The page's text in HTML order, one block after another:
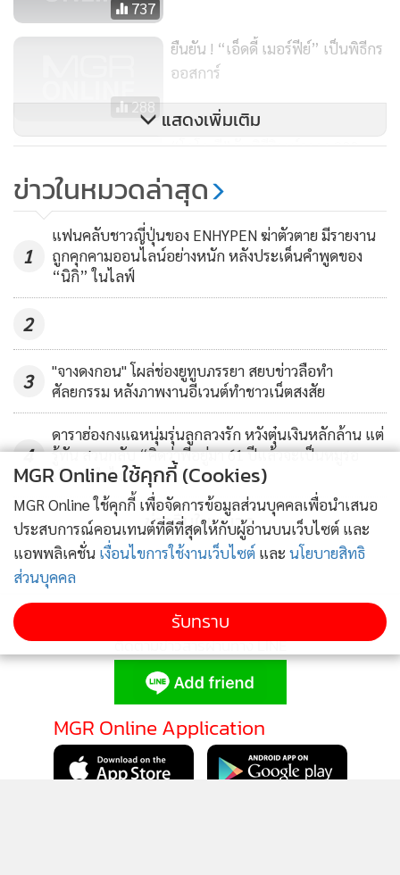
เกาะติดข่าวบันเทิงและร่วมวงเมาท์ดารากับ ""ซ้อ 7"ก่อนใคร
ผ่าน SMS โทรศัพท์มือถือทุกเครือข่าย
737
288
ยืนยัน ! “เอ็ดดี้ เมอร์ฟีย์” เป็นพิธีกร
ออสการ์
334
“โคโค ลี”กับพิธีวิวาห์ราคา 300
แสดงเพิ่มเติม
ข่าวในหมวดล่าสุด
1
แฟนคลับชาวญี่ปุ่นของ ENHYPEN ฆ่าตัวตาย มีรายงาน
ถูกคุกคามออนไลน์อย่างหนัก หลังประเด็นคำพูดของ
“นิกิ” ในไลฟ์
2
3
"จางดงกอน" โผล่ช่องยูทูบภรรยา สยบข่าวลือทำ
ศัลยกรรม หลังภาพงานอีเวนต์ทำชาวเน็ตสงสัย
4
ดาราฮ่องกงแฉหนุ่มรุ่นลูกลวงรัก หวังตุ๋นเงินหลักล้าน แต่
รู้ทัน สวนกลับ “คิดว่าพี่อยู่มา 61 ปีแล้วจะเป็นหมูรอ
เชือดหรือไง?”
ข่าวอื่นในหมวด
ติดตามข่าวสารผ่านทาง LINE
MGR Online Application
MGR Online ใช้คุกกี้ (Cookies)
MGR Online ใช้คุกกี้ เพื่อจัดการข้อมูลส่วนบุคคลเพื่อนำเสนอ
ประสบการณ์คอนเทนต์ที่ดีที่สุดให้กับผู้อ่านบนเว็บไซต์ และ
แอพพลิเคชั่น เงื่อนไขการใช้งานเว็บไซต์ และ นโยบายสิทธิ
ส่วนบุคคล
รับทราบ